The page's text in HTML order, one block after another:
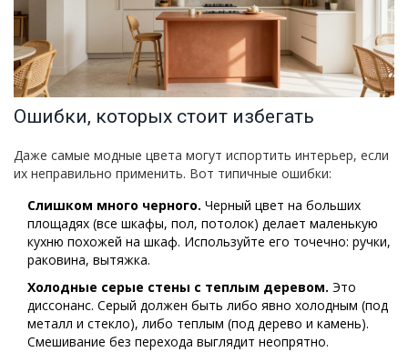
Ошибки, которых стоит избегать
Даже самые модные цвета могут испортить интерьер, если
их неправильно применить. Вот типичные ошибки:
Слишком много черного. Черный цвет на больших
площадях (все шкафы, пол, потолок) делает маленькую
кухню похожей на шкаф. Используйте его точечно: ручки,
раковина, вытяжка.
Холодные серые стены с теплым деревом. Это
диссонанс. Серый должен быть либо явно холодным (под
металл и стекло), либо теплым (под дерево и камень).
Смешивание без перехода выглядит неопрятно.